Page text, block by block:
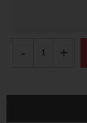
- +